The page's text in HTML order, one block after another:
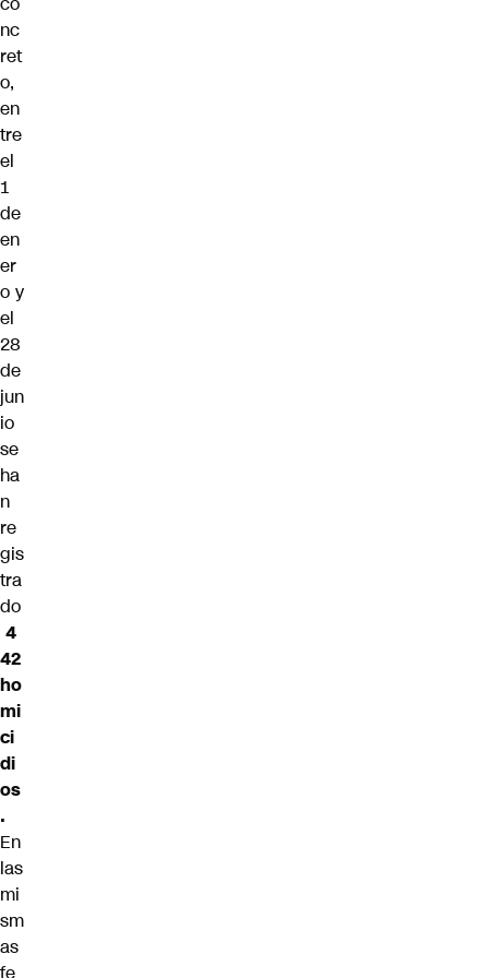
nc
ret
o,
en
tre
el
1
de
en
er
o y
el
28
de
jun
io
se
ha
n
re
gis
tra
do
4
42
ho
mi
ci
di
os
.
En
las
mi
sm
as
fe